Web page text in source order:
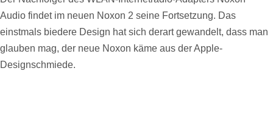
Audio findet im neuen Noxon 2 seine Fortsetzung. Das
einstmals biedere Design hat sich derart gewandelt, dass man
glauben mag, der neue Noxon käme aus der Apple-
Designschmiede.